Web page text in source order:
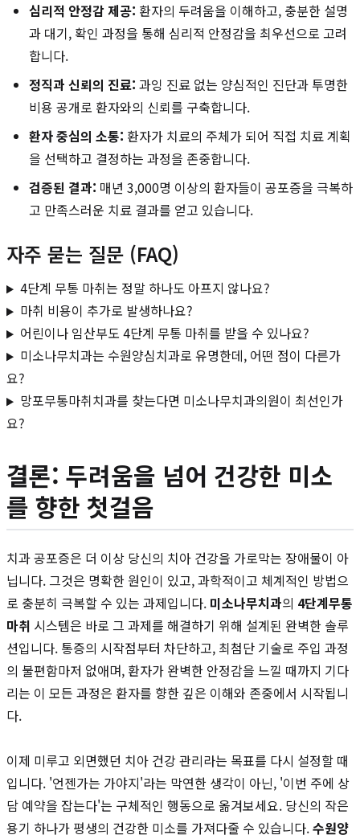
심리적 안정감 제공: 환자의 두려움을 이해하고, 충분한 설명
과 대기, 확인 과정을 통해 심리적 안정감을 최우선으로 고려
합니다.
정직과 신뢰의 진료: 과잉 진료 없는 양심적인 진단과 투명한
비용 공개로 환자와의 신뢰를 구축합니다.
환자 중심의 소통: 환자가 치료의 주체가 되어 직접 치료 계획
을 선택하고 결정하는 과정을 존중합니다.
검증된 결과: 매년 3,000명 이상의 환자들이 공포증을 극복하
고 만족스러운 치료 결과를 얻고 있습니다.
자주 묻는 질문 (FAQ)
4단계 무통 마취는 정말 하나도 아프지 않나요?
마취 비용이 추가로 발생하나요?
어린이나 임산부도 4단계 무통 마취를 받을 수 있나요?
미소나무치과는 수원양심치과로 유명한데, 어떤 점이 다른가
요?
망포무통마취치과를 찾는다면 미소나무치과의원이 최선인가
요?
결론: 두려움을 넘어 건강한 미소
를 향한 첫걸음
치과 공포증은 더 이상 당신의 치아 건강을 가로막는 장애물이 아
닙니다. 그것은 명확한 원인이 있고, 과학적이고 체계적인 방법으
로 충분히 극복할 수 있는 과제입니다. 미소나무치과의 4단계무통
마취 시스템은 바로 그 과제를 해결하기 위해 설계된 완벽한 솔루
션입니다. 통증의 시작점부터 차단하고, 최첨단 기술로 주입 과정
의 불편함마저 없애며, 환자가 완벽한 안정감을 느낄 때까지 기다
리는 이 모든 과정은 환자를 향한 깊은 이해와 존중에서 시작됩니
다.
이제 미루고 외면했던 치아 건강 관리라는 목표를 다시 설정할 때
입니다. '언젠가는 가야지'라는 막연한 생각이 아닌, '이번 주에 상
담 예약을 잡는다'는 구체적인 행동으로 옮겨보세요. 당신의 작은
용기 하나가 평생의 건강한 미소를 가져다줄 수 있습니다.수원양